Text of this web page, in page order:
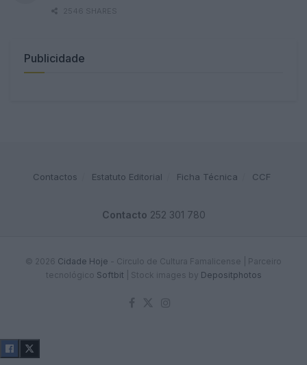
2546 SHARES
Publicidade
Contactos Estatuto Editorial Ficha Técnica CCF
Contacto 252 301 780
© 2026 Cidade Hoje - Circulo de Cultura Famalicense | Parceiro
tecnológico Softbit Stock images by Depositphotos